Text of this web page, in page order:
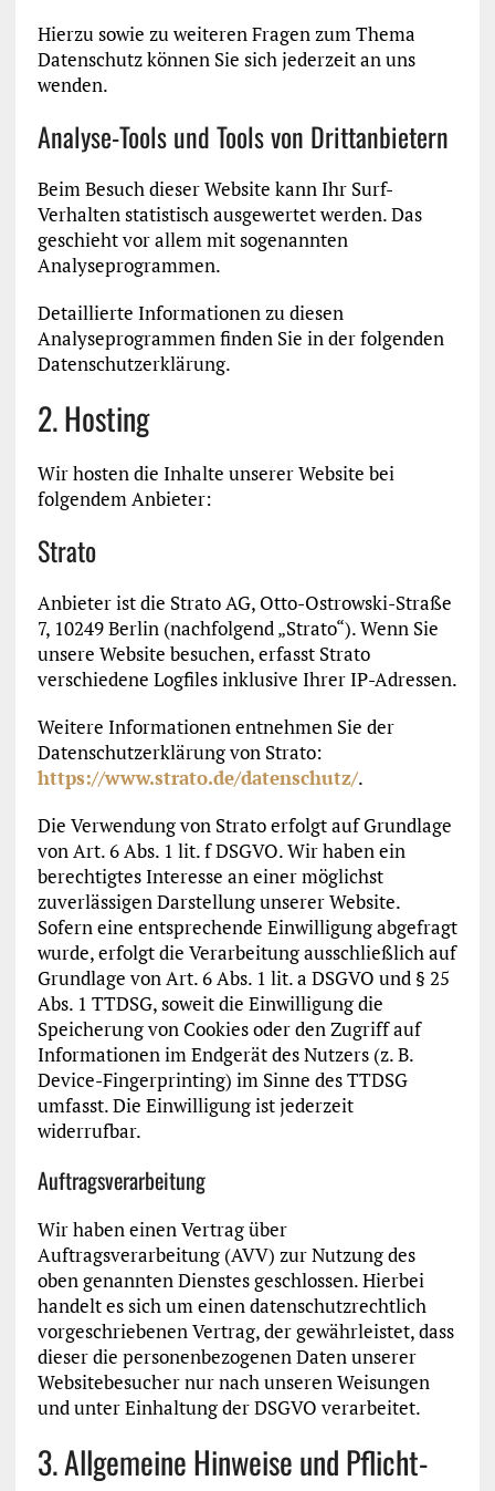
Hierzu sowie zu weiteren Fragen zum Thema
Datenschutz können Sie sich jederzeit an uns
wenden.
Analyse-Tools und Tools von Dritt­anbietern
Beim Besuch dieser Website kann Ihr Surf-
Verhalten statistisch ausgewertet werden. Das
geschieht vor allem mit sogenannten
Analyseprogrammen.
Detaillierte Informationen zu diesen
Analyseprogrammen finden Sie in der folgenden
Datenschutzerklärung.
2. Hosting
Wir hosten die Inhalte unserer Website bei
folgendem Anbieter:
Strato
Anbieter ist die Strato AG, Otto-Ostrowski-Straße
7, 10249 Berlin (nachfolgend „Strato“). Wenn Sie
unsere Website besuchen, erfasst Strato
verschiedene Logfiles inklusive Ihrer IP-Adressen.
Weitere Informationen entnehmen Sie der
Datenschutzerklärung von Strato:
https://www.strato.de/datenschutz/.
Die Verwendung von Strato erfolgt auf Grundlage
von Art. 6 Abs. 1 lit. f DSGVO. Wir haben ein
berechtigtes Interesse an einer möglichst
zuverlässigen Darstellung unserer Website.
Sofern eine entsprechende Einwilligung abgefragt
wurde, erfolgt die Verarbeitung ausschließlich auf
Grundlage von Art. 6 Abs. 1 lit. a DSGVO und § 25
Abs. 1 TTDSG, soweit die Einwilligung die
Speicherung von Cookies oder den Zugriff auf
Informationen im Endgerät des Nutzers (z. B.
Device-Fingerprinting) im Sinne des TTDSG
umfasst. Die Einwilligung ist jederzeit
widerrufbar.
Auftragsverarbeitung
Wir haben einen Vertrag über
Auftragsverarbeitung (AVV) zur Nutzung des
oben genannten Dienstes geschlossen. Hierbei
handelt es sich um einen datenschutzrechtlich
vorgeschriebenen Vertrag, der gewährleistet, dass
dieser die personenbezogenen Daten unserer
Websitebesucher nur nach unseren Weisungen
und unter Einhaltung der DSGVO verarbeitet.
3. Allgemeine Hinweise und Pflicht­